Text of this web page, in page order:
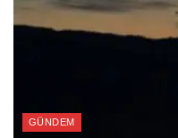
GÜNDEM